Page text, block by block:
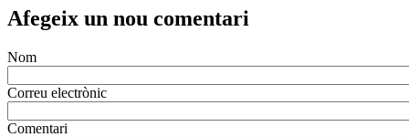
Afegeix un nou comentari
Nom
Correu electrònic
Comentari